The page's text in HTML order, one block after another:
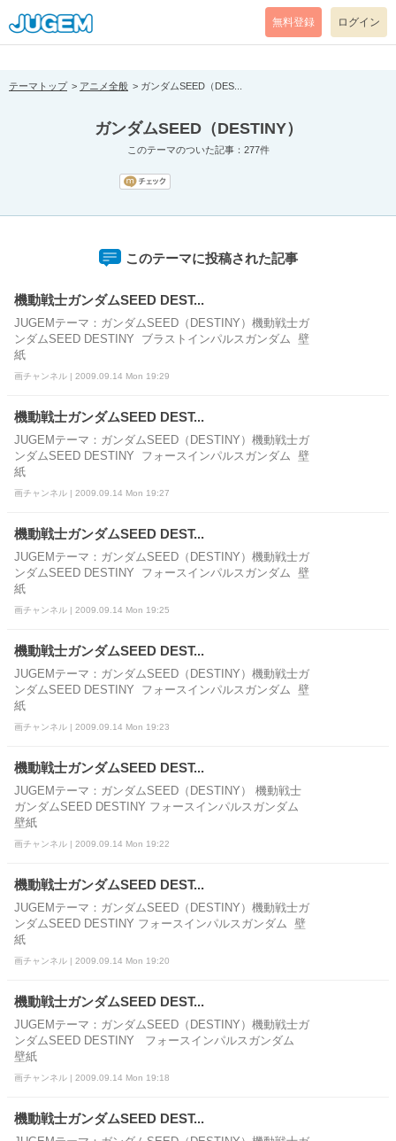
[pear_error: message="Success" code=0 mode=return level=notice
prefix="" info=""]
無料登録 ログイン
テーマトップ アニメ全般 ガンダムSEED（DES...
ガンダムSEED（DESTINY）
このテーマのついた記事：277件
このテーマに投稿された記事
機動戦士ガンダムSEED DEST...
JUGEMテーマ：ガンダムSEED（DESTINY）機動戦士ガ
ンダムSEED DESTINY ブラストインパルスガンダム 壁
紙
画チャンネル | 2009.09.14 Mon 19:29
機動戦士ガンダムSEED DEST...
JUGEMテーマ：ガンダムSEED（DESTINY）機動戦士ガ
ンダムSEED DESTINY フォースインパルスガンダム 壁
紙
画チャンネル | 2009.09.14 Mon 19:27
機動戦士ガンダムSEED DEST...
JUGEMテーマ：ガンダムSEED（DESTINY）機動戦士ガ
ンダムSEED DESTINY フォースインパルスガンダム 壁
紙
画チャンネル | 2009.09.14 Mon 19:25
機動戦士ガンダムSEED DEST...
JUGEMテーマ：ガンダムSEED（DESTINY）機動戦士ガ
ンダムSEED DESTINY フォースインパルスガンダム 壁
紙
画チャンネル | 2009.09.14 Mon 19:23
機動戦士ガンダムSEED DEST...
JUGEMテーマ：ガンダムSEED（DESTINY） 機動戦士
ガンダムSEED DESTINY フォースインパルスガンダム
壁紙
画チャンネル | 2009.09.14 Mon 19:22
機動戦士ガンダムSEED DEST...
JUGEMテーマ：ガンダムSEED（DESTINY）機動戦士ガ
ンダムSEED DESTINY フォースインパルスガンダム 壁
紙
画チャンネル | 2009.09.14 Mon 19:20
機動戦士ガンダムSEED DEST...
JUGEMテーマ：ガンダムSEED（DESTINY）機動戦士ガ
ンダムSEED DESTINY フォースインパルスガンダム
壁紙
画チャンネル | 2009.09.14 Mon 19:18
機動戦士ガンダムSEED DEST...